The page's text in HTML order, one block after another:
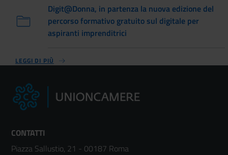
Digit@Donna, in partenza la nuova edizione del
percorso formativo gratuito sul digitale per
aspiranti imprenditrici
LEGGI DI PIÙ
CONTATTI
Piazza Sallustio, 21 - 00187 Roma